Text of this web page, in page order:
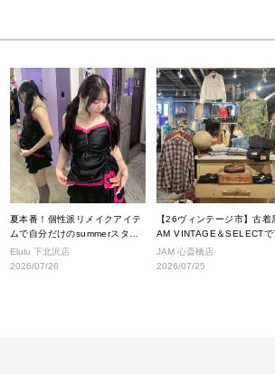
夏本番！個性派リメイクアイテ
ムで自分だけのsummerスタイ
ルへ！
Elulu 下北沢店
2026/07/26
【26ヴィンテージ市】古着
AM VINTAGE＆SELECTで
に入荷されるヴィンテージ
テムをご紹介。
JAM 心斎橋店
2026/07/25